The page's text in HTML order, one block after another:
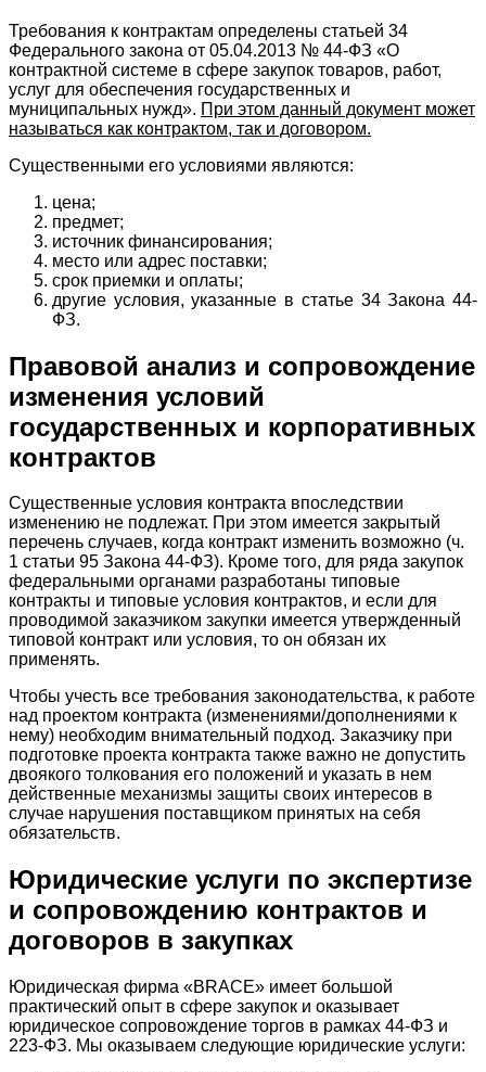
Требования к контрактам определены статьей 34
Федерального закона от 05.04.2013 № 44-ФЗ «О
контрактной системе в сфере закупок товаров, работ,
услуг для обеспечения государственных и
муниципальных нужд». При этом данный документ может
называться как контрактом, так и договором.
Существенными его условиями являются:
цена;
предмет;
источник финансирования;
место или адрес поставки;
срок приемки и оплаты;
другие условия, указанные в статье 34 Закона 44-
ФЗ.
Правовой анализ и сопровождение
изменения условий
государственных и корпоративных
контрактов
Существенные условия контракта впоследствии
изменению не подлежат. При этом имеется закрытый
перечень случаев, когда контракт изменить возможно (ч.
1 статьи 95 Закона 44-ФЗ). Кроме того, для ряда закупок
федеральными органами разработаны типовые
контракты и типовые условия контрактов, и если для
проводимой заказчиком закупки имеется утвержденный
типовой контракт или условия, то он обязан их
применять.
Чтобы учесть все требования законодательства, к работе
над проектом контракта (изменениями/дополнениями к
нему) необходим внимательный подход. Заказчику при
подготовке проекта контракта также важно не допустить
двоякого толкования его положений и указать в нем
действенные механизмы защиты своих интересов в
случае нарушения поставщиком принятых на себя
обязательств.
Юридические услуги по экспертизе
и сопровождению контрактов и
договоров в закупках
Юридическая фирма «BRACE» имеет большой
практический опыт в сфере закупок и оказывает
юридическое сопровождение торгов в рамках 44-ФЗ и
223-ФЗ. Мы оказываем следующие юридические услуги: